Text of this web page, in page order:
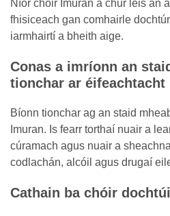
Níor chóir Imuran a chur leis an
fhisiceach gan comhairle
iarmhairtí a bheith aige.
Conas a imríonn an
tionchar ar éifeachtacht
Bíonn tionchar ag an staid
Imuran. Is fearr torthaí nuair a
cúramach agus nuair a
codlachán, alcóil agus drugaí
Cathain ba chóir